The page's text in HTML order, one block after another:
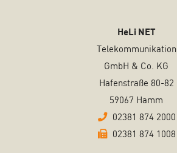
HeLi NET
Telekommunikation
GmbH & Co. KG
Hafenstraße 80-82
59067 Hamm
02381 874 2000
02381 874 1008